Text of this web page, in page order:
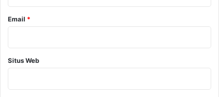
Email *
Situs Web